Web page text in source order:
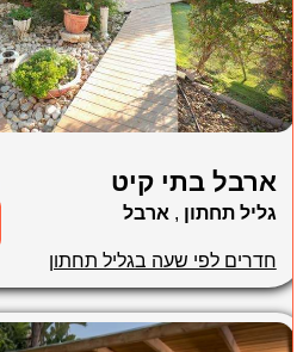
ארבל בתי קיט
גליל תחתון , ארבל
חדרים לפי שעה בגליל תחתון